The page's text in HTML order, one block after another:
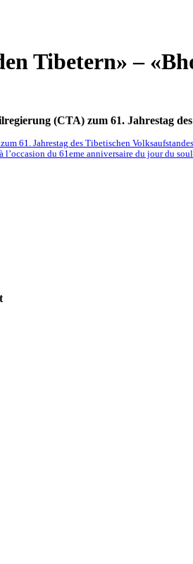
Tibetern» –
(CTA) zum 61. Jahrestag
61. Jahrestag des Tibetischen Volksaufstandes
du 61eme anniversaire du jour du